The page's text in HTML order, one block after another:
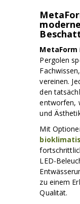
MetaForm
Pergolen
vereinen.
den
entworfen,
und
Mit
LED-
zu einem
Qualität.